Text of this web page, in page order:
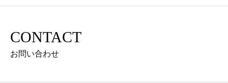
CONTACT
お問い合わせ